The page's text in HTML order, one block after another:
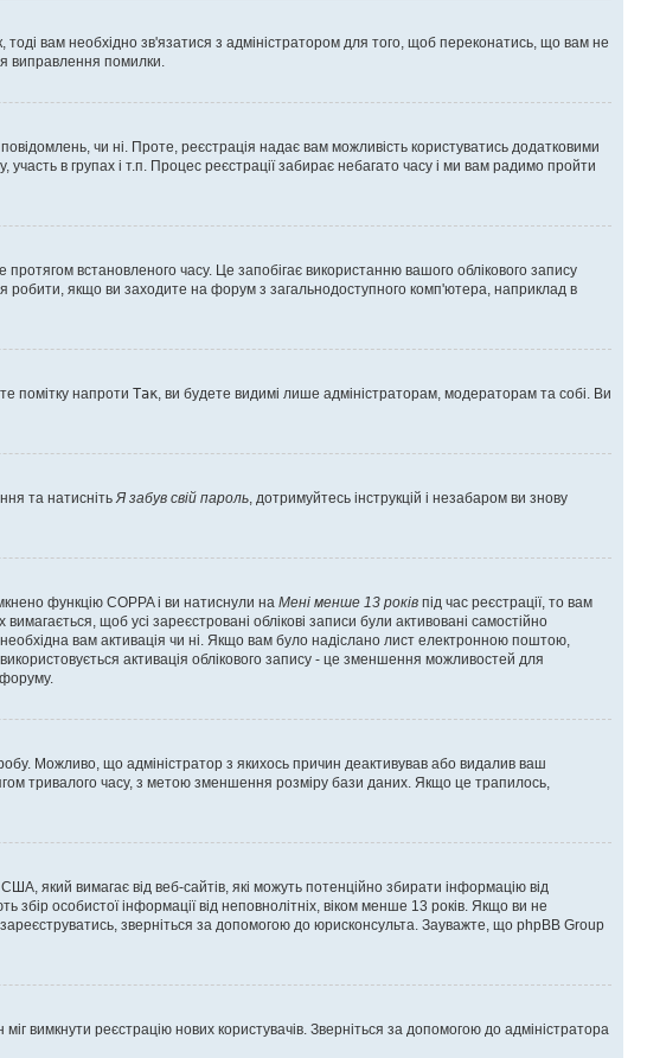
вам необхідно зв'язатися з адміністратором для того, щоб переконатись, що вам не
виправлення помилки.
чи ні. Проте, реєстрація надає вам можливість користуватись додатковими
в групах і т.п. Процес реєстрації забирає небагато часу і ми вам радимо пройти
встановленого часу. Це запобігає використанню вашого облікового запису
робити, якщо ви заходите на форум з загальнодоступного комп'ютера, наприклад в
помітку напроти Так, ви будете видимі лише адміністраторам, модераторам та собі. Ви
та натиснітьЯ забув свій пароль, дотримуйтесь інструкцій і незабаром ви знову
функцію COPPA і ви натиснули на Мені менше 13 років під час реєстрації, то вам
щоб усі зареєстровані облікові записи були активовані самостійно
вам активація чи ні. Якщо вам було надіслано лист електронною поштою,
активація облікового запису - це зменшення можливостей для
Можливо, що адміністратор з якихось причин деактивував або видалив ваш
тривалого часу, з метою зменшення розміру бази даних. Якщо це трапилось,
який вимагає від веб-сайтів, які можуть потенційно збирати інформацію від
збір особистої інформації від неповнолітніх, віком менше 13 років. Якщо ви не
зверніться за допомогою до юрисконсульта. Зауважте, що phpBB Group
вимкнути реєстрацію нових користувачів. Зверніться за допомогою до адміністратора